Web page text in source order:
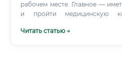
рабочем месте. Главное —
и пройти медицинскую
документов для
Читать статью →